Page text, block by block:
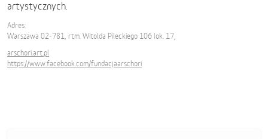
artystycznych.
Adres:
Warszawa 02-781, rtm. Witolda Pileckiego 106 lok. 17,
arschori.art.pl
https://www.facebook.com/fundacjaarschori